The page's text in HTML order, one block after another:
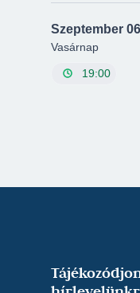
Szeptember
Vasárnap
19:00